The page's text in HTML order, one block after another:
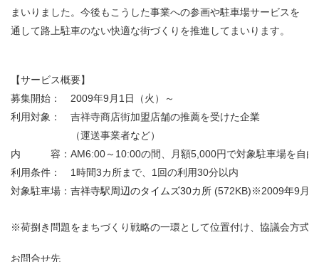
まいりました。今後もこうした事業への参画や駐車場サービスを
通して路上駐車のない快適な街づくりを推進してまいります。
【サービス概要】
募集開始：
2009年9月1日（火）～
利用対象：
吉祥寺商店街加盟店舗の推薦を受けた企業
（運送事業者など）
内 容： AM6:00～10:00の間、月額5,000円で対象駐車場を自由
利用条件：
1時間3カ所まで、1回の利用30分以内
対象駐車場： 吉祥寺駅周辺のタイムズ30カ所 (572KB)※2009年9月
※荷捌き問題をまちづくり戦略の一環として位置付け、協議会方式
お問合せ先